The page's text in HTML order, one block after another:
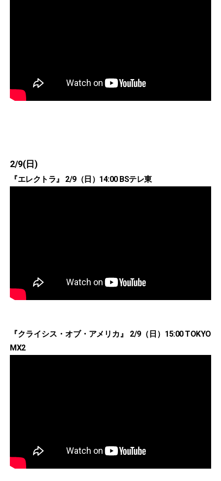
2/9(日)
『エレクトラ』 2/9（日）14:00 BSテレ東
『クライシス・オブ・アメリカ』 2/9（日）15:00 TOKYO
MX2